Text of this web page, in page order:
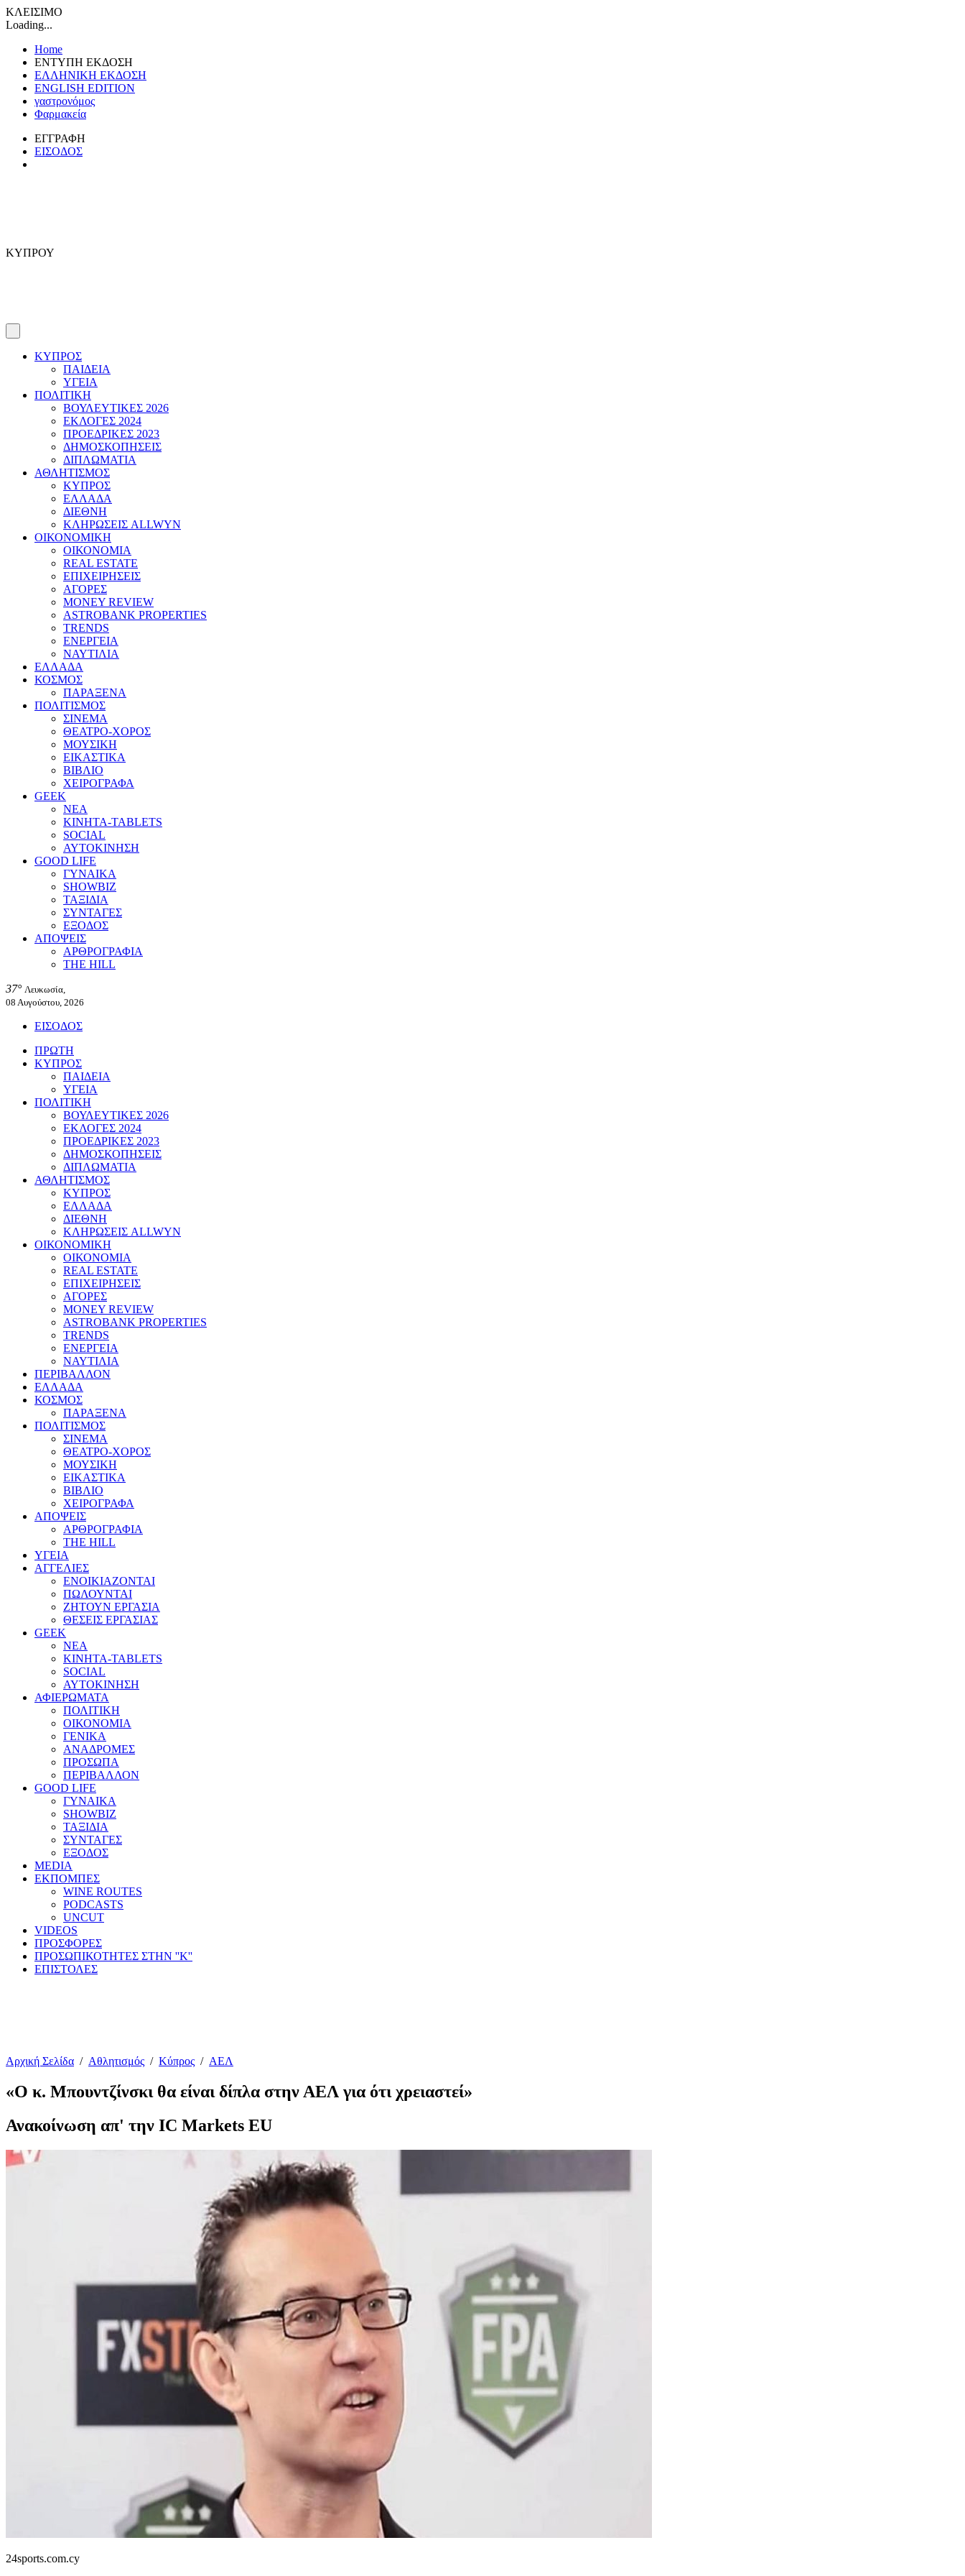
ΚΛΕΙΣΙΜΟ
Loading...
Home
ΕΝΤΥΠΗ ΕΚΔΟΣΗ
ΕΛΛΗΝΙΚΗ ΕΚΔΟΣΗ
ENGLISH EDITION
γαστρονόμος
Φαρμακεία
ΕΓΓΡΑΦΗ
ΕΙΣΟΔΟΣ
ΚΥΠΡΟΥ
ΚΥΠΡΟΣ
ΠΑΙΔΕΙΑ
ΥΓΕΙΑ
ΠΟΛΙΤΙΚΗ
ΒΟΥΛΕΥΤΙΚΕΣ 2026
ΕΚΛΟΓΕΣ 2024
ΠΡΟΕΔΡΙΚΕΣ 2023
ΔΗΜΟΣΚΟΠΗΣΕΙΣ
ΔΙΠΛΩΜΑΤΙΑ
ΑΘΛΗΤΙΣΜΟΣ
ΚΥΠΡΟΣ
ΕΛΛΑΔΑ
ΔΙΕΘΝΗ
ΚΛΗΡΩΣΕΙΣ ALLWYN
ΟΙΚΟΝΟΜΙΚΗ
ΟΙΚΟΝΟΜΙΑ
REAL ESTATE
ΕΠΙΧΕΙΡΗΣΕΙΣ
ΑΓΟΡΕΣ
MONEY REVIEW
ASTROBANK PROPERTIES
TRENDS
ΕΝΕΡΓΕΙΑ
ΝΑΥΤΙΛΙΑ
ΕΛΛΑΔΑ
ΚΟΣΜΟΣ
ΠΑΡΑΞΕΝΑ
ΠΟΛΙΤΙΣΜΟΣ
ΣΙΝΕΜΑ
ΘΕΑΤΡΟ-ΧΟΡΟΣ
ΜΟΥΣΙΚΗ
ΕΙΚΑΣΤΙΚΑ
ΒΙΒΛΙΟ
ΧΕΙΡΟΓΡΑΦΑ
GEEK
ΝΕΑ
ΚΙΝΗΤΑ-TABLETS
SOCIAL
ΑΥΤΟΚΙΝΗΣΗ
GOOD LIFE
ΓΥΝΑΙΚΑ
SHOWBIZ
ΤΑΞΙΔΙΑ
ΣΥΝΤΑΓΕΣ
ΕΞΟΔΟΣ
ΑΠΟΨΕΙΣ
ΑΡΘΡΟΓΡΑΦΙΑ
THE HILL
37° Λευκωσία,
08 Αυγούστου, 2026
ΕΙΣΟΔΟΣ
ΠΡΩΤΗ
ΚΥΠΡΟΣ
ΠΑΙΔΕΙΑ
ΥΓΕΙΑ
ΠΟΛΙΤΙΚΗ
ΒΟΥΛΕΥΤΙΚΕΣ 2026
ΕΚΛΟΓΕΣ 2024
ΠΡΟΕΔΡΙΚΕΣ 2023
ΔΗΜΟΣΚΟΠΗΣΕΙΣ
ΔΙΠΛΩΜΑΤΙΑ
ΑΘΛΗΤΙΣΜΟΣ
ΚΥΠΡΟΣ
ΕΛΛΑΔΑ
ΔΙΕΘΝΗ
ΚΛΗΡΩΣΕΙΣ ALLWYN
ΟΙΚΟΝΟΜΙΚΗ
ΟΙΚΟΝΟΜΙΑ
REAL ESTATE
ΕΠΙΧΕΙΡΗΣΕΙΣ
ΑΓΟΡΕΣ
MONEY REVIEW
ASTROBANK PROPERTIES
TRENDS
ΕΝΕΡΓΕΙΑ
ΝΑΥΤΙΛΙΑ
ΠΕΡΙΒΑΛΛΟΝ
ΕΛΛΑΔΑ
ΚΟΣΜΟΣ
ΠΑΡΑΞΕΝΑ
ΠΟΛΙΤΙΣΜΟΣ
ΣΙΝΕΜΑ
ΘΕΑΤΡΟ-ΧΟΡΟΣ
ΜΟΥΣΙΚΗ
ΕΙΚΑΣΤΙΚΑ
ΒΙΒΛΙΟ
ΧΕΙΡΟΓΡΑΦΑ
ΑΠΟΨΕΙΣ
ΑΡΘΡΟΓΡΑΦΙΑ
THE HILL
ΥΓΕΙΑ
ΑΓΓΕΛΙΕΣ
ΕΝΟΙΚΙΑΖΟΝΤΑΙ
ΠΩΛΟΥΝΤΑΙ
ΖΗΤΟΥΝ ΕΡΓΑΣΙΑ
ΘΕΣΕΙΣ ΕΡΓΑΣΙΑΣ
GEEK
ΝΕΑ
ΚΙΝΗΤΑ-TABLETS
SOCIAL
ΑΥΤΟΚΙΝΗΣΗ
ΑΦΙΕΡΩΜΑΤΑ
ΠΟΛΙΤΙΚΗ
ΟΙΚΟΝΟΜΙΑ
ΓΕΝΙΚΑ
ΑΝΑΔΡΟΜΕΣ
ΠΡΟΣΩΠΑ
ΠΕΡΙΒΑΛΛΟΝ
GOOD LIFE
ΓΥΝΑΙΚΑ
SHOWBIZ
ΤΑΞΙΔΙΑ
ΣΥΝΤΑΓΕΣ
ΕΞΟΔΟΣ
MEDIA
ΕΚΠΟΜΠΕΣ
WINE ROUTES
PODCASTS
UNCUT
VIDEOS
ΠΡΟΣΦΟΡΕΣ
ΠΡΟΣΩΠΙΚΟΤΗΤΕΣ ΣΤΗΝ ''Κ''
ΕΠΙΣΤΟΛΕΣ
Αρχική Σελίδα / Αθλητισμός / Κύπρος / ΑΕΛ
«Ο κ. Μπουντζίνσκι θα είναι δίπλα στην ΑΕΛ για ότι χρειαστεί»
Ανακοίνωση απ' την IC Markets EU
24sports.com.cy